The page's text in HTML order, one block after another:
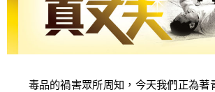
毒品的禍害眾所周知，今天我們正為著